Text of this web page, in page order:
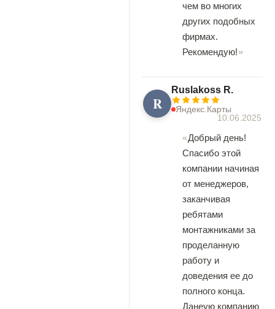
чем во многих
других подобных
фирмах.
Рекомендую!
R
Ruslakoss R.
Яндекс.Карты
10.06.2025
Добрый день!
Спасибо этой
компании начиная
от менеджеров,
заканчивая
ребятами
монтажниками за
проделанную
работу и
доведения ее до
полного конца.
Данеую компанию